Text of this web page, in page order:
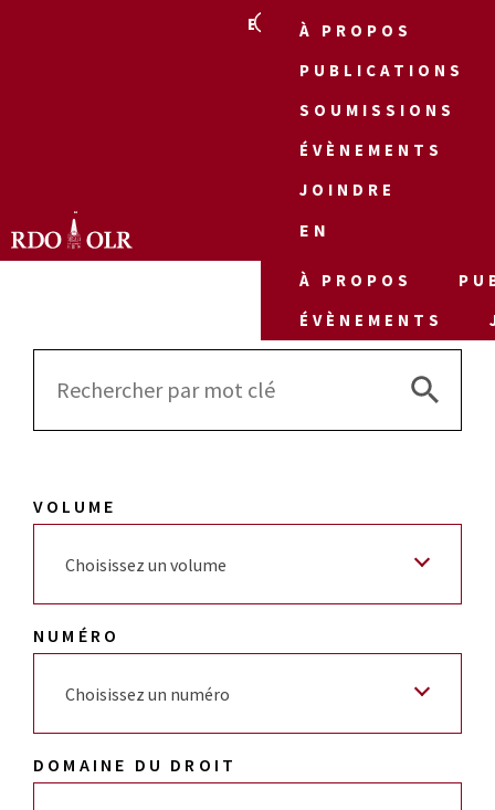
EN
À PROPOS
PUBLICATIONS
SOUMISSIONS
ÉVÈNEMENTS
JOINDRE
EN
À PROPOS
ÉVÈNEMENTS
Search
Search
VOLUME
Choisissez un volume
NUMÉRO
Choisissez un numéro
DOMAINE DU DROIT